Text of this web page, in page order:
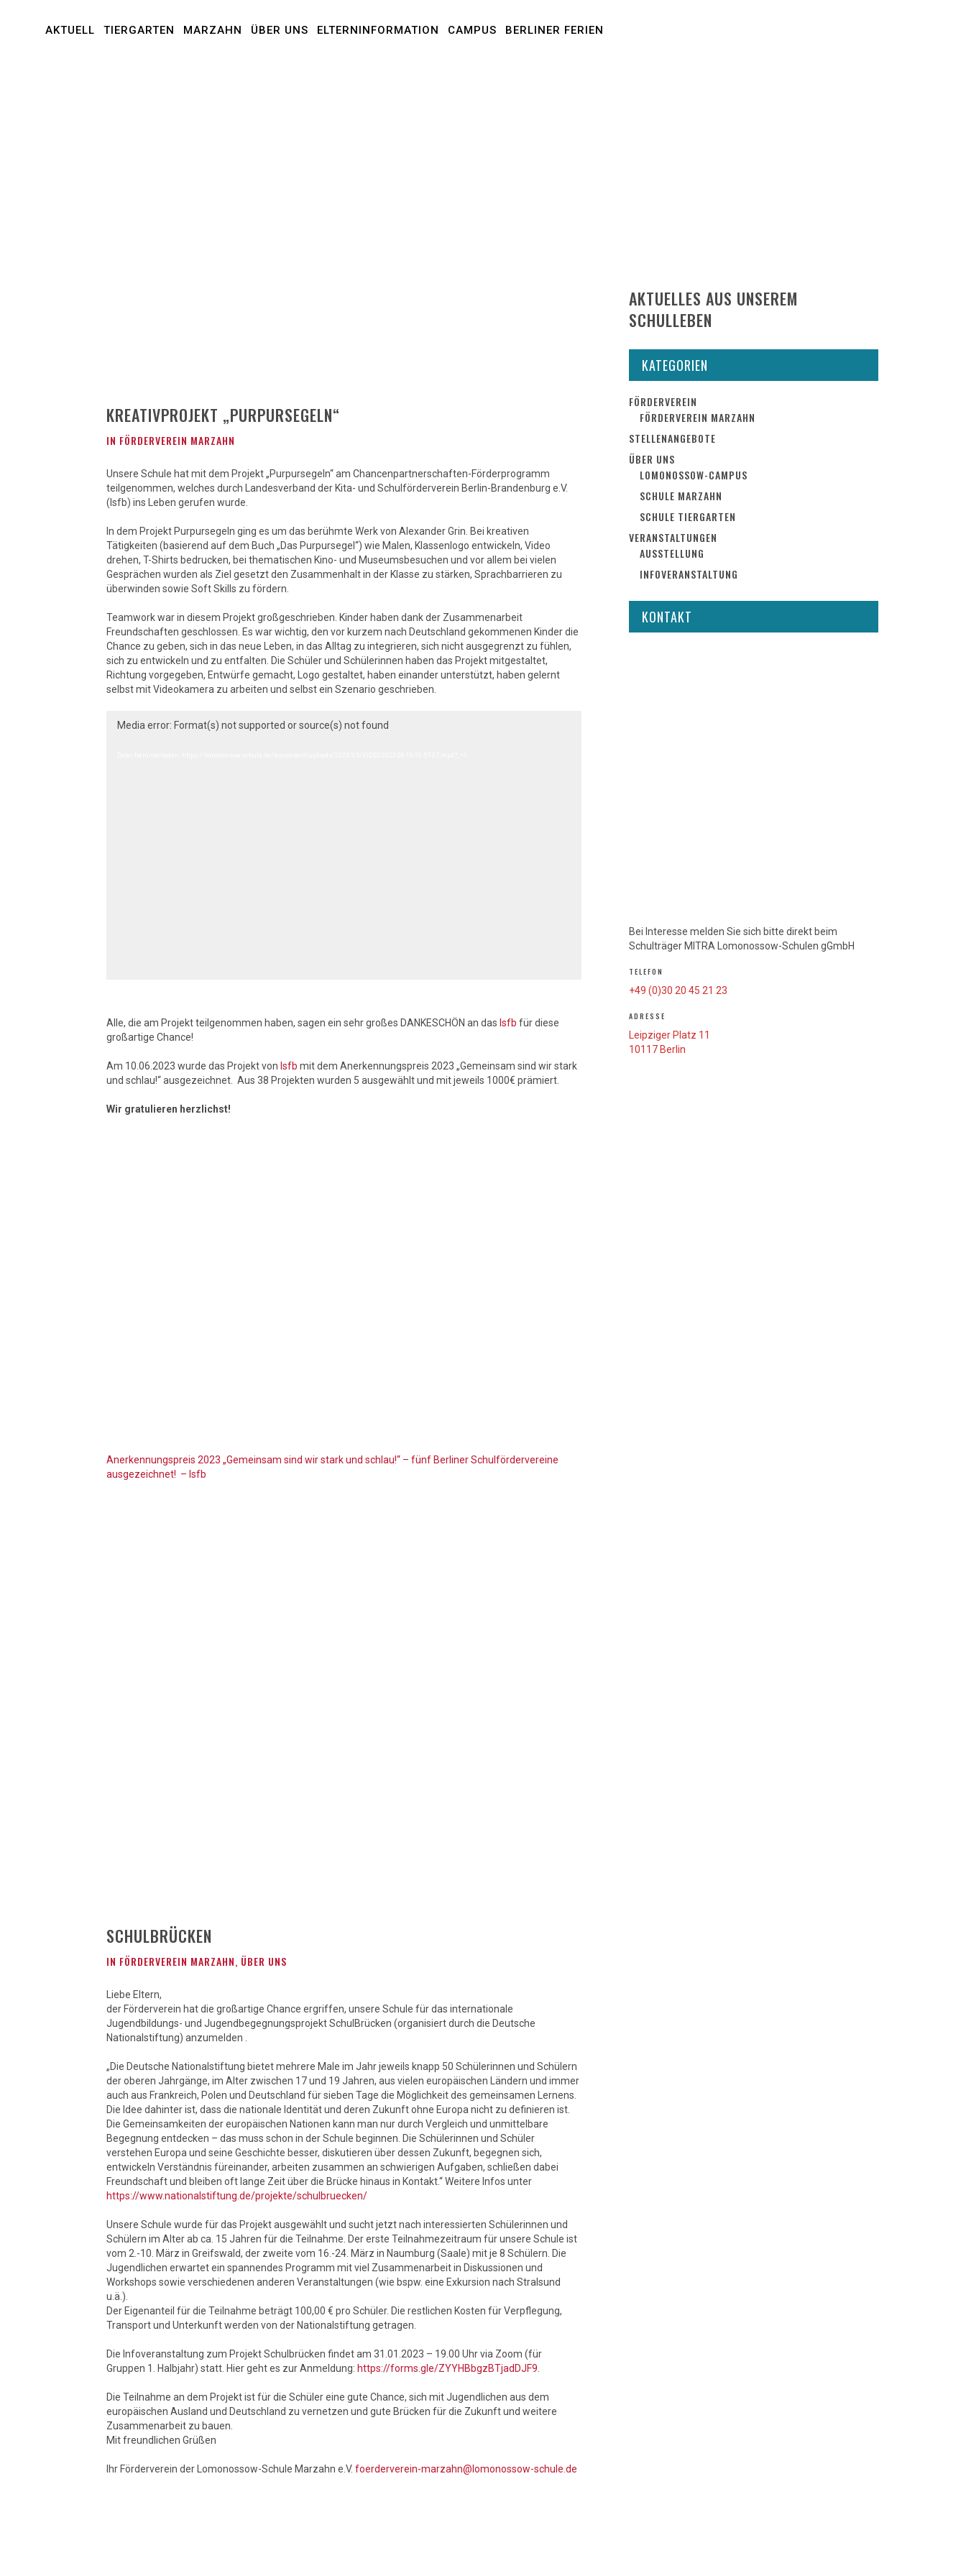
AKTUELL TIERGARTEN MARZAHN ÜBER UNS ELTERNINFORMATION CAMPUS BERLINER FERIEN
KREATIVPROJEKT „PURPURSEGELN“
IN FÖRDERVEREIN MARZAHN
Unsere Schule hat mit dem Projekt „Purpursegeln“ am Chancenpartnerschaften-Förderprogramm
teilgenommen, welches durch Landesverband der Kita- und Schulförderverein Berlin-Brandenburg e.V.
(lsfb) ins Leben gerufen wurde.
In dem Projekt Purpursegeln ging es um das berühmte Werk von Alexander Grin. Bei kreativen
Tätigkeiten (basierend auf dem Buch „Das Purpursegel“) wie Malen, Klassenlogo entwickeln, Video
drehen, T-Shirts bedrucken, bei thematischen Kino- und Museumsbesuchen und vor allem bei vielen
Gesprächen wurden als Ziel gesetzt den Zusammenhalt in der Klasse zu stärken, Sprachbarrieren zu
überwinden sowie Soft Skills zu fördern.
Teamwork war in diesem Projekt großgeschrieben. Kinder haben dank der Zusammenarbeit
Freundschaften geschlossen. Es war wichtig, den vor kurzem nach Deutschland gekommenen Kinder die
Chance zu geben, sich in das neue Leben, in das Alltag zu integrieren, sich nicht ausgegrenzt zu fühlen,
sich zu entwickeln und zu entfalten. Die Schüler und Schülerinnen haben das Projekt mitgestaltet,
Richtung vorgegeben, Entwürfe gemacht, Logo gestaltet, haben einander unterstützt, haben gelernt
selbst mit Videokamera zu arbeiten und selbst ein Szenario geschrieben.
Media error: Format(s) not supported or source(s) not found
Alle, die am Projekt teilgenommen haben, sagen ein sehr großes DANKESCHÖN an das lsfb für diese
großartige Chance!
Am 10.06.2023 wurde das Projekt von lsfb mit dem Anerkennungspreis 2023 „Gemeinsam sind wir stark
und schlau!“ ausgezeichnet. Aus 38 Projekten wurden 5 ausgewählt und mit jeweils 1000€ prämiert.
Wir gratulieren herzlichst!
Anerkennungspreis 2023 „Gemeinsam sind wir stark und schlau!“ – fünf Berliner Schulfördervereine
ausgezeichnet! – lsfb
SCHULBRÜCKEN
IN FÖRDERVEREIN MARZAHN, ÜBER UNS
Liebe Eltern,
der Förderverein hat die großartige Chance ergriffen, unsere Schule für das internationale
Jugendbildungs- und Jugendbegegnungsprojekt SchulBrücken (organisiert durch die Deutsche
Nationalstiftung) anzumelden .
„Die Deutsche Nationalstiftung bietet mehrere Male im Jahr jeweils knapp 50 Schülerinnen und Schülern
der oberen Jahrgänge, im Alter zwischen 17 und 19 Jahren, aus vielen europäischen Ländern und immer
auch aus Frankreich, Polen und Deutschland für sieben Tage die Möglichkeit des gemeinsamen Lernens.
Die Idee dahinter ist, dass die nationale Identität und deren Zukunft ohne Europa nicht zu definieren ist.
Die Gemeinsamkeiten der europäischen Nationen kann man nur durch Vergleich und unmittelbare
Begegnung entdecken – das muss schon in der Schule beginnen. Die Schülerinnen und Schüler
verstehen Europa und seine Geschichte besser, diskutieren über dessen Zukunft, begegnen sich,
entwickeln Verständnis füreinander, arbeiten zusammen an schwierigen Aufgaben, schließen dabei
Freundschaft und bleiben oft lange Zeit über die Brücke hinaus in Kontakt.“ Weitere Infos unter
https://www.nationalstiftung.de/projekte/schulbruecken/
Unsere Schule wurde für das Projekt ausgewählt und sucht jetzt nach interessierten Schülerinnen und
Schülern im Alter ab ca. 15 Jahren für die Teilnahme. Der erste Teilnahmezeitraum für unsere Schule ist
vom 2.-10. März in Greifswald, der zweite vom 16.-24. März in Naumburg (Saale) mit je 8 Schülern. Die
Jugendlichen erwartet ein spannendes Programm mit viel Zusammenarbeit in Diskussionen und
Workshops sowie verschiedenen anderen Veranstaltungen (wie bspw. eine Exkursion nach Stralsund
u.ä.).
Der Eigenanteil für die Teilnahme beträgt 100,00 € pro Schüler. Die restlichen Kosten für Verpflegung,
Transport und Unterkunft werden von der Nationalstiftung getragen.
Die Infoveranstaltung zum Projekt Schulbrücken findet am 31.01.2023 – 19.00 Uhr via Zoom (für
Gruppen 1. Halbjahr) statt. Hier geht es zur Anmeldung: https://forms.gle/ZYYHBbgzBTjadDJF9
Die Teilnahme an dem Projekt ist für die Schüler eine gute Chance, sich mit Jugendlichen aus dem
europäischen Ausland und Deutschland zu vernetzen und gute Brücken für die Zukunft und weitere
Zusammenarbeit zu bauen.
Mit freundlichen Grüßen
Ihr Förderverein der Lomonossow-Schule Marzahn e.V. foerderverein-marzahn@lomonossow-schule.de
AKTUELLES AUS UNSEREM
SCHULLEBEN
KATEGORIEN
FÖRDERVEREIN
FÖRDERVEREIN MARZAHN
STELLENANGEBOTE
ÜBER UNS
LOMONOSSOW-CAMPUS
SCHULE MARZAHN
SCHULE TIERGARTEN
VERANSTALTUNGEN
AUSSTELLUNG
INFOVERANSTALTUNG
KONTAKT
Bei Interesse melden Sie sich bitte direkt beim
Schulträger MITRA Lomonossow-Schulen gGmbH
TELEFON
+49 (0)30 20 45 21 23
ADRESSE
Leipziger Platz 11
10117 Berlin